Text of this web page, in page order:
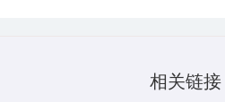
相关链接